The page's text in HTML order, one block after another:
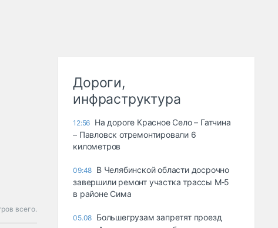
всего.
Дороги,
инфраструктура
12:56 На дороге Красное Село – Гатчина
– Павловск отремонтировали 6
километров
09:48 В Челябинской области досрочно
завершили ремонт участка трассы М‑5
в районе Сима
05.08 Большегрузам запретят проезд